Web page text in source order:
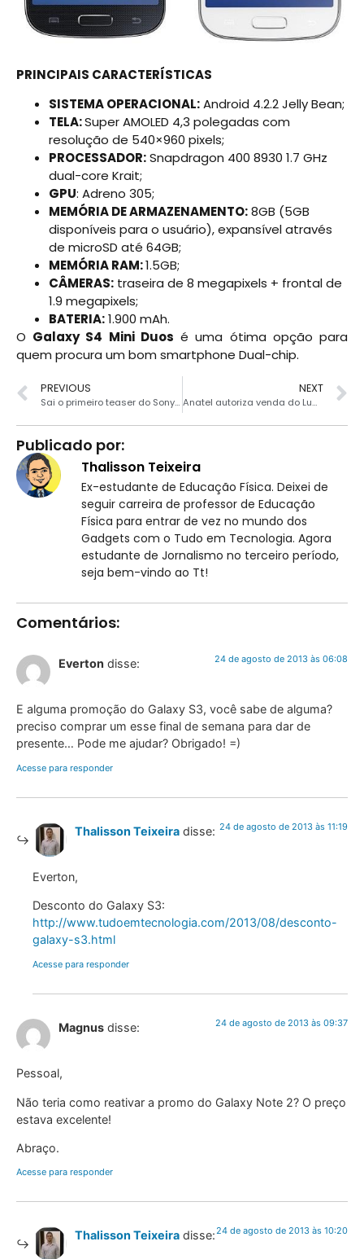
PRINCIPAIS CARACTERÍSTICAS
SISTEMA OPERACIONAL:Android 4.2.2 Jelly Bean;
TELA:Super AMOLED 4,3 polegadas com
resolução de 540×960 pixels;
PROCESSADOR:Snapdragon 400 8930 1.7 GHz
dual-core Krait;
GPU: Adreno 305;
MEMÓRIA DE ARMAZENAMENTO:8GB (5GB
disponíveis para o usuário), expansível através
de microSD até 64GB;
MEMÓRIA RAM:1.5GB;
CÂMERAS: traseira de 8 megapixels + frontal de
1.9 megapixels;
BATERIA:1.900 mAh.
O Galaxy S4 Mini Duos é uma ótima opção para
quem procura um bom smartphone Dual-chip.
PREVIOUS
Sai o primeiro teaser do Sony Xperia Z1
NEXT
Anatel autoriza venda do Lumia 925 no Brasil
Publicado por:
Thalisson Teixeira
Ex-estudante de Educação Física. Deixei de
seguir carreira de professor de Educação
Física para entrar de vez no mundo dos
Gadgets com o Tudo em Tecnologia. Agora
estudante de Jornalismo no terceiro período,
seja bem-vindo ao Tt!
Comentários:
Everton disse: 24 de agosto de 2013 às 06:08
E alguma promoção do Galaxy S3, você sabe de alguma?
preciso comprar um esse final de semana para dar de
presente… Pode me ajudar? Obrigado! =)
Acesse para responder
Thalisson Teixeira disse: 24 de agosto de 2013 às 11:19
Everton,
Desconto do Galaxy S3:
http://www.tudoemtecnologia.com/2013/08/desconto-
galaxy-s3.html
Acesse para responder
Magnus disse: 24 de agosto de 2013 às 09:37
Pessoal,
Não teria como reativar a promo do Galaxy Note 2? O preço
estava excelente!
Abraço.
Acesse para responder
Thalisson Teixeira disse:24 de agosto de 2013 às 10:20